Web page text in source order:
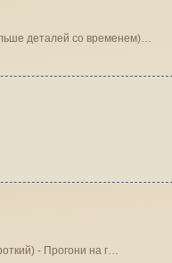
деталей со временем)…
- Прогони на г…